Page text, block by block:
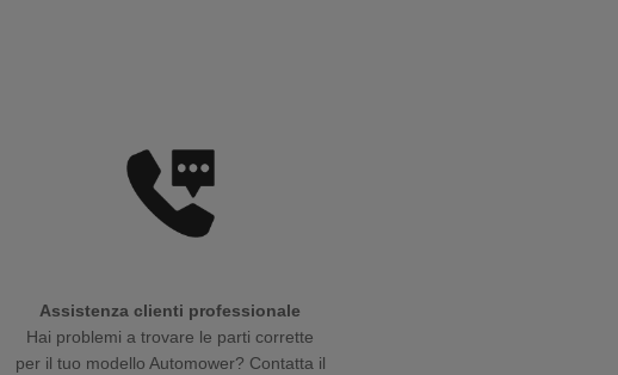
Assistenza clienti professionale
Hai problemi a trovare le parti corrette
per il tuo modello Automower? Contatta il